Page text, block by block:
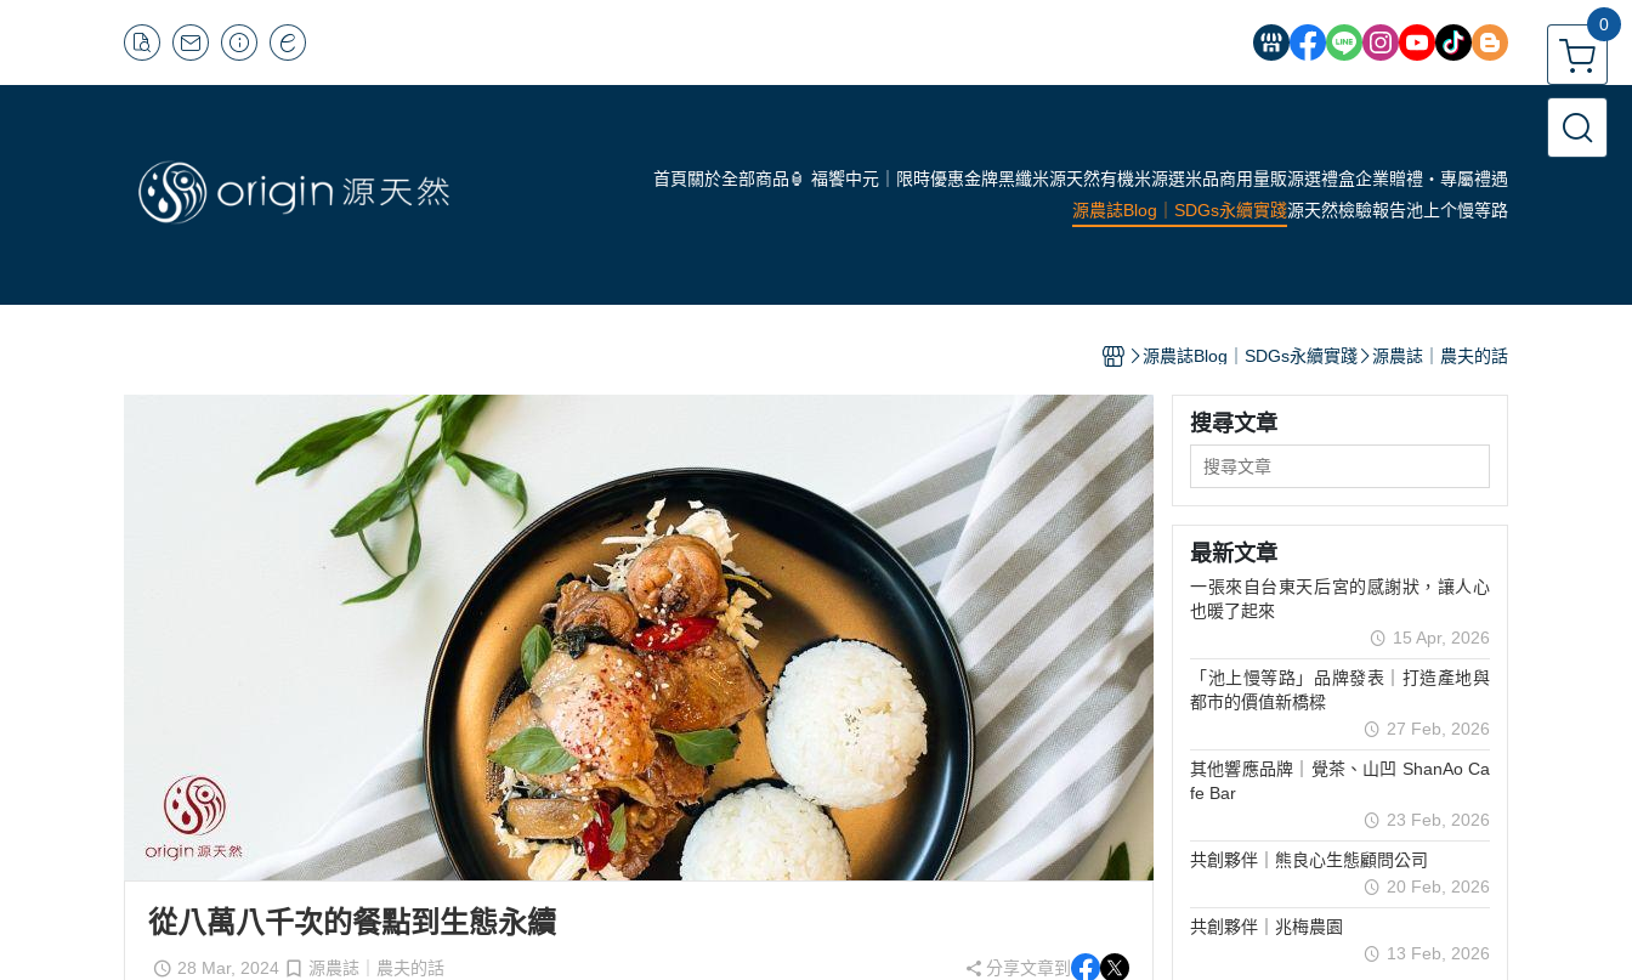
0
首頁關於全部商品🏮 福饗中元｜限時優惠金牌黑纖米源天然有機米源選米品商用量販源選禮盒企業贈禮・專屬禮遇
源農誌Blog｜SDGs永續實踐源天然檢驗報告池上个慢等路
源農誌Blog｜SDGs永續實踐 源農誌｜農夫的話
從八萬八千次的餐點到生態永續
28 Mar, 2024 源農誌｜農夫的話 分享文章到
搜尋文章
最新文章
一張來自台東天后宮的感謝狀，讓人心
也暖了起來
15 Apr, 2026
「池上慢等路」品牌發表｜打造產地與
都市的價值新橋樑
27 Feb, 2026
其他響應品牌｜覺茶、山凹 ShanAo Ca
fe Bar
23 Feb, 2026
共創夥伴｜熊良心生態顧問公司
20 Feb, 2026
共創夥伴｜兆梅農園
13 Feb, 2026